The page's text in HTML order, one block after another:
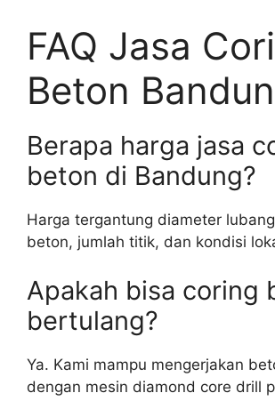
FAQ Jasa
Beton
Berapa harga jasa
beton di Bandung?
Harga tergantung diameter
beton, jumlah titik, dan kondisi
Apakah bisa coring
bertulang?
Ya. Kami mampu mengerjakan
dengan mesin diamond core drill